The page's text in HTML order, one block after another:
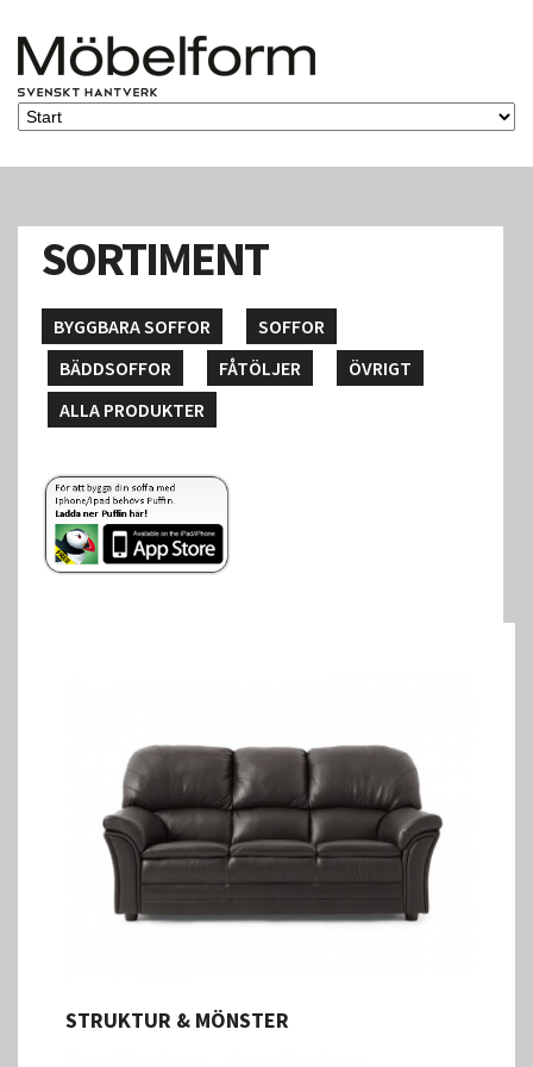
SORTIMENT
BYGGBARA SOFFOR
SOFFOR
BÄDDSOFFOR
FÅTÖLJER
ÖVRIGT
ALLA PRODUKTER
STRUKTUR & MÖNSTER